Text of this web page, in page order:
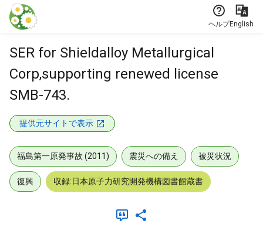
本文に飛ぶ
ヘルプEnglish
SER for Shieldalloy Metallurgical
Corp,supporting renewed license
SMB-743.
提供元サイトで表示
福島第一原発事故 (2011) 震災への備え 被災状況
復興 収録:日本原子力研究開発機構図書館蔵書